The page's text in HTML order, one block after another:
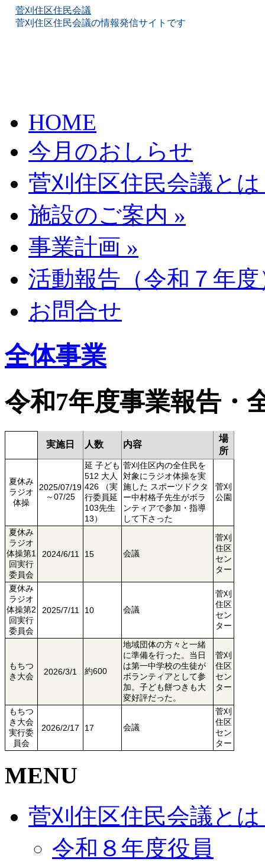
菅刈住区住民会議
菅刈住区住民会議の情報発信サイトです
to
contentHOME
今月のおしらせ
菅刈住区住民会議と
施設のご案内 »
事業計画 »
活動報告（令和７年度
お問合せ
全体事業
令和7年度事業報告・
実施日 人数 内容
場
所
夏休み
ラジオ
体操
2025/07/19
～07/25
延 子ども
512 大人
426 （実
行委員延
103先生
13）
菅刈住区内の全住民を
対象にラジオ体操を実
施した スポーツドクタ
ー中村格子先生がボラ
ンティアで参加・指導
して下さった
菅刈
公園
夏休み
ラジオ
体操第1
回実行
委員会
2024/6/11 15 会議
菅刈
住区
セン
ター
夏休み
ラジオ
体操第2
回実行
委員会
2025/7/11 10 会議
菅刈
住区
セン
ター
もちつ
き大会
2026/3/1 約600
地域団体の方々と一緒
に準備を行った。当日
は第一中学校の生徒が
ボランティアとして参
加。子ども餅つきも大
変好評だった。
菅刈
住区
セン
ター
もちつ
き大会
実行委
員会
2026/2/17 17 会議
菅刈
住区
セン
ター
MENU
菅刈住区住民会議と
令和８年度役員